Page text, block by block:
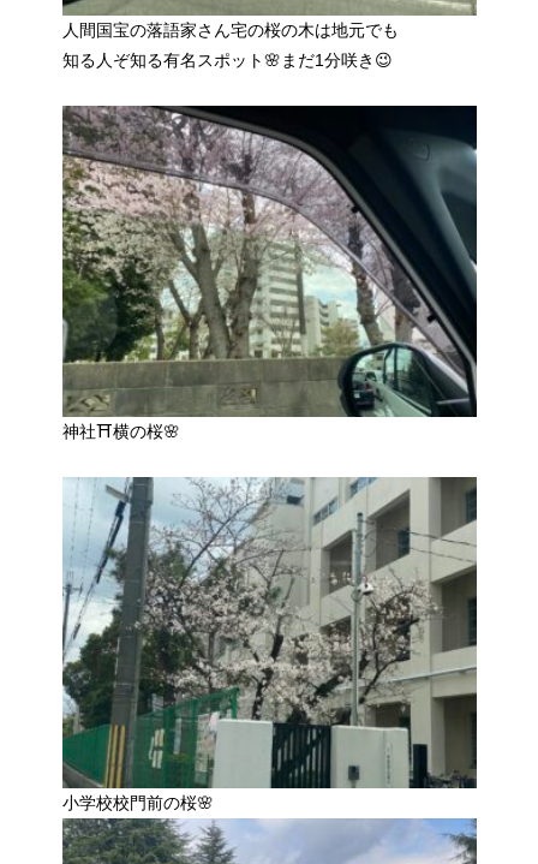
人間国宝の落語家さん宅の桜の木は地元でも
知る人ぞ知る有名スポット🌸まだ1分咲き😉
神社⛩横の桜🌸
小学校校門前の桜🌸